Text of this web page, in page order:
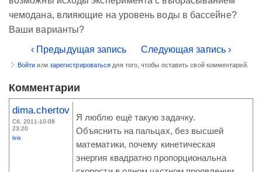
чемодана, влияющие на уровень воды в бассейне?
Ваши варианты?
‹ Предыдущая запись
Следующая запись ›
Войти или зарегистрироваться для того, чтобы оставить свой комментарий.
Комментарии
dima.chertov
Сб, 2011-10-08
23:20
link
Я люблю ещё такую задачку.
Объяснить на пальцах, без высшей
математики, почему кинетическая
энергия квадратно пропорциональна